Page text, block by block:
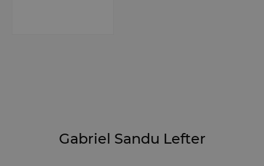
Gabriel Sandu Lefter